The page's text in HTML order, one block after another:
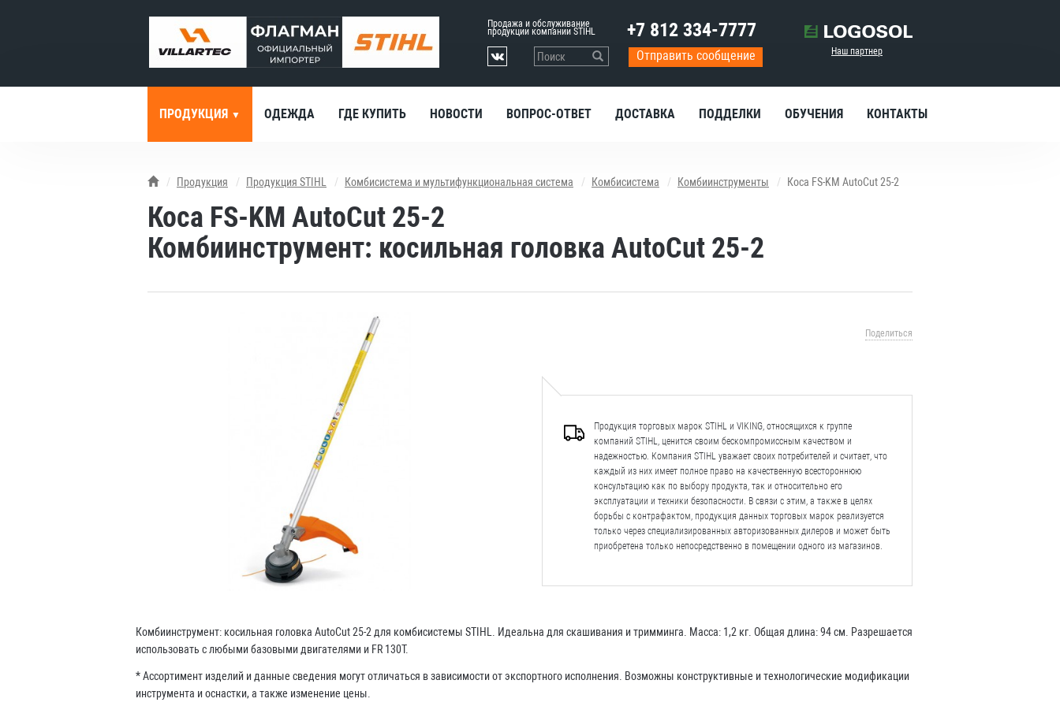
Продажа и обслуживание
продукции компании STIHL +7 812 334-7777
Отправить сообщение Наш партнер
ПРОДУКЦИЯ ОДЕЖДА ГДЕ КУПИТЬ НОВОСТИ ВОПРОС-ОТВЕТ ДОСТАВКА ПОДДЕЛКИ ОБУЧЕНИЯ КОНТАКТЫ
Продукция Продукция STIHL Комбисистема и мультифункциональная система Комбисистема Комбиинструменты Коса FS-KM AutoCut 25-2
Коса FS-KM AutoCut 25-2
Комбиинструмент: косильная головка AutoCut 25-2
Поделиться
Продукция торговых марок STIHL и VIKING, относящихся к группе
компаний STIHL, ценится своим бескомпромиссным качеством и
надежностью. Компания STIHL уважает своих потребителей и считает, что
каждый из них имеет полное право на качественную всестороннюю
консультацию как по выбору продукта, так и относительно его
эксплуатации и техники безопасности. В связи с этим, а также в целях
борьбы с контрафактом, продукция данных торговых марок реализуется
только через специализированных авторизованных дилеров и может быть
приобретена только непосредственно в помещении одного из магазинов.
Комбиинструмент: косильная головка AutoCut 25-2 для комбисистемы STIHL. Идеальна для скашивания и тримминга. Масса: 1,2 кг. Общая длина: 94 см. Разрешается
использовать с любыми базовыми двигателями и FR 130T.
* Ассортимент изделий и данные сведения могут отличаться в зависимости от экспортного исполнения. Возможны конструктивные и технологические модификации
инструмента и оснастки, а также изменение цены.